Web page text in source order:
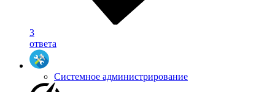
3
ответа
Системное администрирование